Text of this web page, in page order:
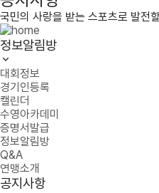
국민의 사랑을 받는 스포츠로 발전
정보알림방
대회정보
경기인등록
캘린더
수영아카데미
증명서발급
정보알림방
Q&A
연맹소개
공지사항